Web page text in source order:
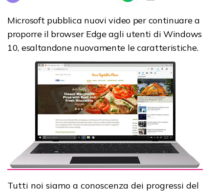
Microsoft pubblica nuovi video per continuare a
proporre il browser Edge agli utenti di Windows
10, esaltandone nuovamente le caratteristiche.
Tutti noi siamo a conoscenza dei progressi del